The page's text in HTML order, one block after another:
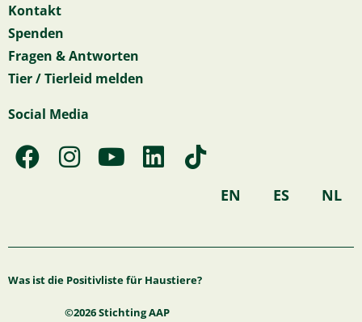
Kontakt
Spenden
Fragen & Antworten
Tier / Tierleid melden
Social Media
F
a
b
o
o
I
n
a
g
r
Y
o
u
b
e
L
i
e
d
i
T
i
o
k
EN ES NL
Was ist die Positivliste für Haustiere?
©2026 Stichting AAP